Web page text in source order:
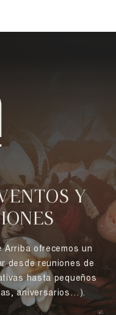
Y
Arriba ofrecemos un
desde reuniones de
hasta pequeños
aniversarios…).